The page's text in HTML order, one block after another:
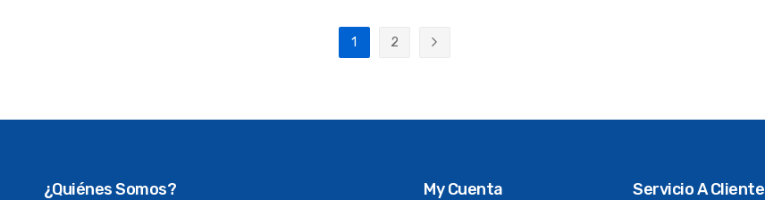
Página
Actualmente estás leyendo página
1
2
¿Quiénes Somos? My Cuenta Servicio A Cliente